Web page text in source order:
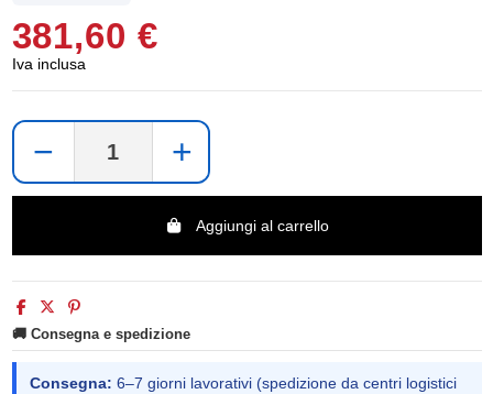
381,60 €
Iva inclusa
− +
Aggiungi al carrello
🚚 Consegna e spedizione
Consegna: 6–7 giorni lavorativi (spedizione da centri logistici